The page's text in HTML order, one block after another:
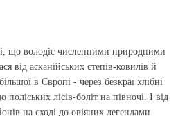
що володіє численними природними
від асканійських степів-ковилів й
в Європі - через безкраї хлібні
лісів-боліт на півночі. І від
на сході до овіяних легендами